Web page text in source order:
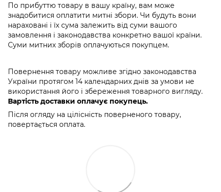
По прибуттю товару в вашу країну, вам може
знадобитися оплатити митні збори. Чи будуть вони
нараховані і їх сума залежить від суми вашого
замовлення і законодавства конкретно вашої країни.
Суми митних зборів оплачуються покупцем.
Повернення товару можливе згідно законодавства
України протягом 14 календарних днів за умови не
використання його і збереження товарного вигляду.
Вартість доставки оплачує покупець.
Після огляду на цілісність поверненого товару,
повертається оплата.